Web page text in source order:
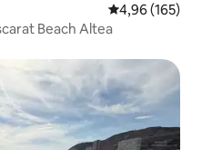
Prosječna
4,96 (165)
Beach Altea
„Odabrali gosti”